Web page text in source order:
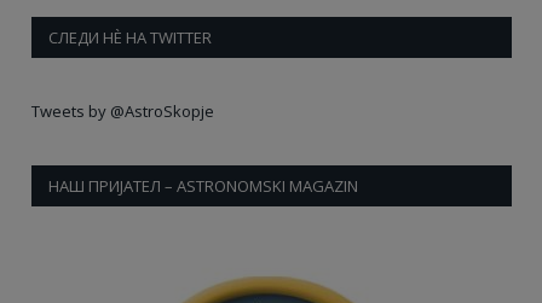
СЛЕДИ НÈ НА TWITTER
Tweets by @AstroSkopje
НАШ ПРИЈАТЕЛ – ASTRONOMSKI MAGAZIN